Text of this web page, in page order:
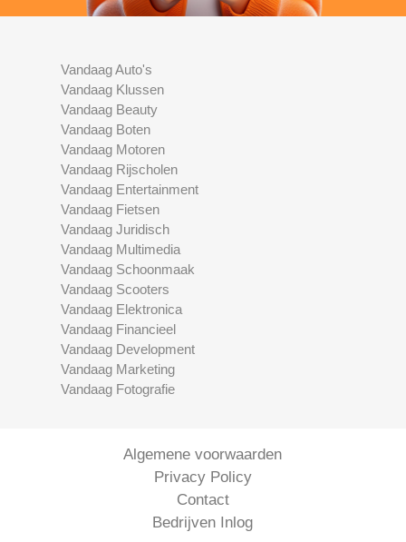
Vandaag Auto's
Vandaag Klussen
Vandaag Beauty
Vandaag Boten
Vandaag Motoren
Vandaag Rijscholen
Vandaag Entertainment
Vandaag Fietsen
Vandaag Juridisch
Vandaag Multimedia
Vandaag Schoonmaak
Vandaag Scooters
Vandaag Elektronica
Vandaag Financieel
Vandaag Development
Vandaag Marketing
Vandaag Fotografie
Algemene voorwaarden
Privacy Policy
Contact
Bedrijven Inlog